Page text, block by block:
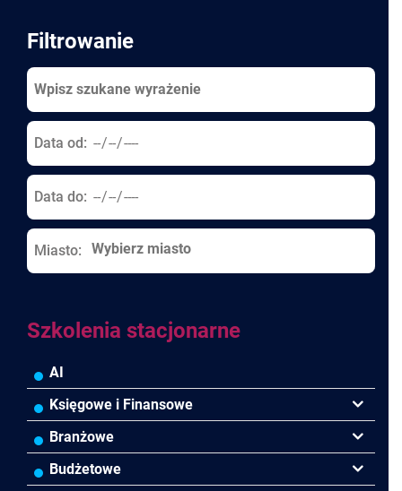
Filtrowanie
Data od:
Data do:
Miasto:
Szkolenia stacjonarne
AI
Księgowe i Finansowe
Podatki VAT/CIT/PIT
Rachunkowość
Branżowe
Banki
Budżetowe